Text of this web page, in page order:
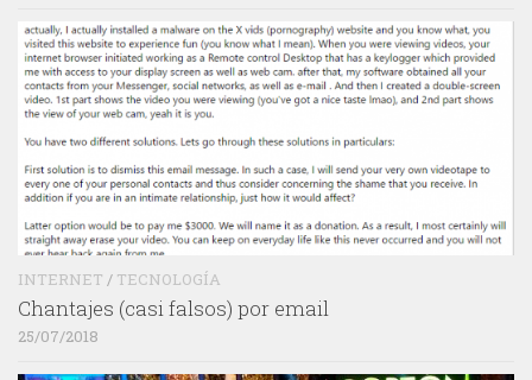
INTERNET / TECNOLOGÍA
Chantajes (casi falsos) por email
25/07/2018